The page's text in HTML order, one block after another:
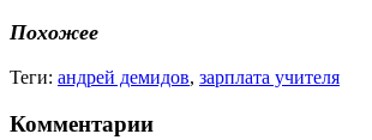
Похожее
Теги: андрей демидов, зарплата учителя
Комментарии